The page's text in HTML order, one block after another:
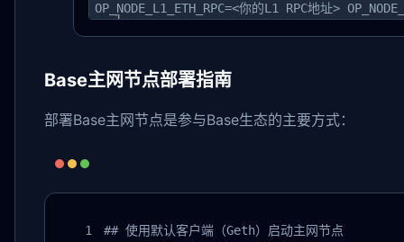
OP_NODE_L1_ETH_RPC=<你的L1 RPC地址>
Base主网节点部署指南
部署Base主网节点是参与Base生态的主要方式：
## 使用默认客户端（Geth）启动主网节点